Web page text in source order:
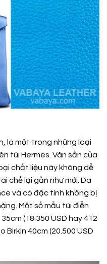
là một trong những loại
túi Hermes. Vân sần của
chất liệu này không dễ
chế lại gần như mới. Da
và có đặc tính không bị
Một số mẫu túi điển
(18.350 USD hay 412
Birkin 40cm (20.500 USD